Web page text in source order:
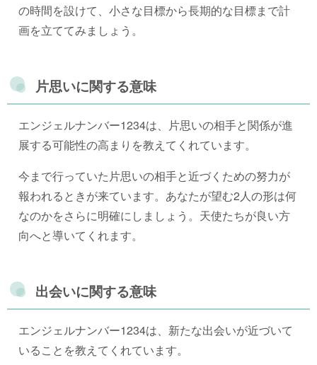
の時間を設けて、小さな目標から長期的な目標まで計
画を立ててみましょう。
片思いに関する意味
エンジェルナンバー1234は、片思いの相手と関係が進
展する可能性の高まりを教えてくれています。
今まで行っていた片思いの相手と近づくための努力が
報われるときが来ています。あなたが望む2人の形は何
なのかをさらに明確にしましょう。天使たちが良い方
向へと導いてくれます。
出会いに関する意味
エンジェルナンバー1234は、新たな出会いが近づいて
いることを教えてくれています。